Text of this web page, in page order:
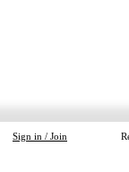
Sign in / Join